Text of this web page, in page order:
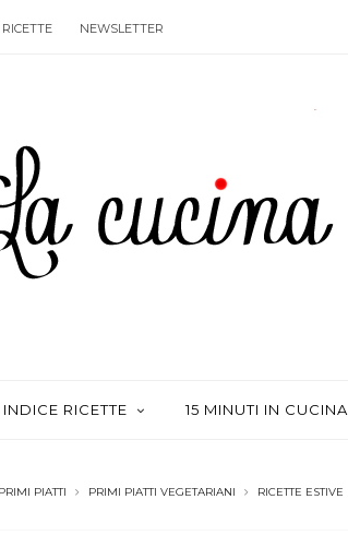
NEWSLETTER
INDICE RICETTE 15 MINUTI IN CUCINA
PRIMI PIATTI PRIMI PIATTI VEGETARIANI RICETTE ESTIVE